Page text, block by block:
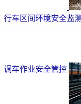
行车区间环境安全监测
调车作业安全管控